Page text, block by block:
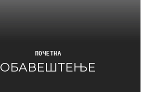
ПОЧЕТНА
ОБАВЕШТЕЊЕ